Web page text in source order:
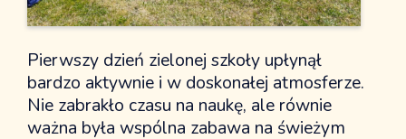
Z życia szkoły
Info dla rodziców
Jadalnia
Kalendarz
Przedszkole
Pierwszy dzień zielonej szkoły upłynął
bardzo aktywnie i w doskonałej atmosferze.
Nie zabrakło czasu na naukę, ale równie
ważna była wspólna zabawa na świeżym